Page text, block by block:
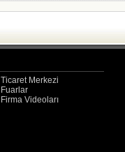
Ticaret Merkezi
Fuarlar
Firma Videoları